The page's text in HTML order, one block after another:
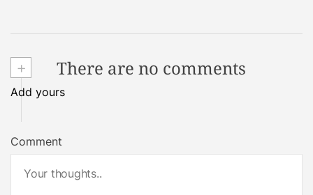
+ There are no comments
Add yours
Comment